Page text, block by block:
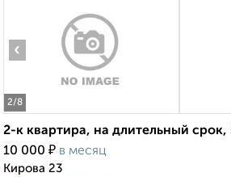
2/8
‹
2-к квартира, на длительный
10 000 ₽ в месяц
Кирова 23